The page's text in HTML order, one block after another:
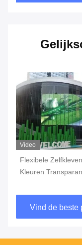
Video
Flexibele
Kleuren
Film voor de Bouw
Voorgevel
Vind de beste